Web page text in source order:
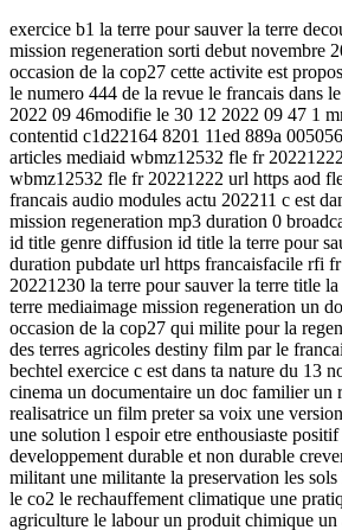
exercice b1 la terre pour sauver la terre
mission regeneration sorti debut novembre
occasion de la cop27 cette activite est
le numero 444 de la revue le francais dans
2022 09 46modifie le 30 12 2022 09 47 1
contentid c1d22164 8201 11ed 889a
articles mediaid wbmz12532 fle fr
wbmz12532 fle fr 20221222 url https aod
francais audio modules actu 202211 c est
mission regeneration mp3 duration 0
id title genre diffusion id title la terre pour
duration pubdate url https francaisfacile rfi
20221230 la terre pour sauver la terre title
terre mediaimage mission regeneration un
occasion de la cop27 qui milite pour la
des terres agricoles destiny film par le
bechtel exercice c est dans ta nature du 13
cinema un documentaire un doc familier un
realisatrice un film preter sa voix une
une solution l espoir etre enthousiaste
developpement durable et non durable
militant une militante la preservation les sols
le co2 le rechauffement climatique une
agriculture le labour un produit chimique un